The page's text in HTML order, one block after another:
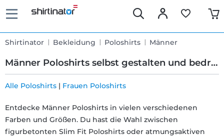
Shirtinator Bekleidung Poloshirts Männer
Männer Poloshirts selbst gestalten und bedrucken
Lieferung
Alle Poloshirts | Frauen Poloshirts
Entdecke Männer Poloshirts in vielen verschiedenen
Farben und Größen. Du hast die Wahl zwischen
figurbetonten Slim Fit Poloshirts oder atmungsaktiven